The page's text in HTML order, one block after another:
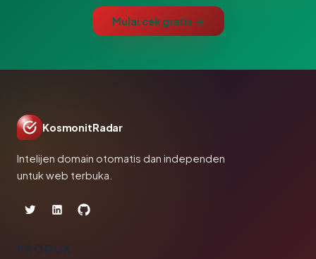
Mulai cek gratis →
KosmonitRadar
Intelijen domain otomatis dan independen
untuk web terbuka.
PRODUK